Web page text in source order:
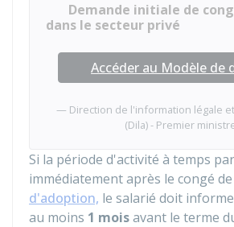
Demande initiale de
dans le secteur privé
Accéder au Modèle de
Direction de l'information légale
(Dila) - Premier
Si la période d'activité à temps
immédiatement après le congé de
d'adoption, le salarié doit
au moins 1 moisavant le terme